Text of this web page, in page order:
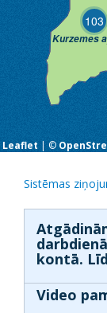
103
Kurzemes
Leaflet | ©
Sistēmas
kontā.
Video